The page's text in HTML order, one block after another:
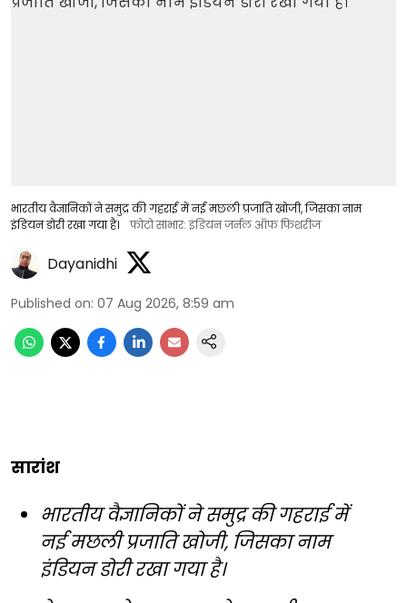
भारतीय वैज्ञानिकों ने समुद्र की गहराई में नई मछली प्रजाति खोजी, जिसका नाम
इंडियन डोरी रखा गया है।
फोटो साभार: इंडियन जर्नल ऑफ फिशरीज
Dayanidhi
Published on: 07 Aug 2026, 8:59 am
सारांश
भारतीय वैज्ञानिकों ने समुद्र की गहराई में
नई मछली प्रजाति खोजी, जिसका नाम
इंडियन डोरी रखा गया है।